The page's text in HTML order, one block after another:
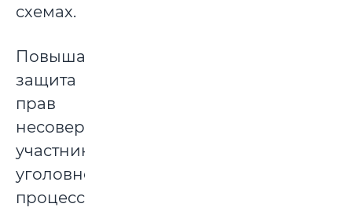
схемах.
Повышается
защита
прав
несовершеннолетних
участников
уголовного
процесса.